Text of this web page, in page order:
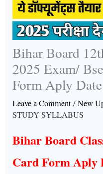
Bihar Board
2025 Exam/
Form Aply
Leave a Comment/New
STUDY SYLLABUS
Bihar Board
Card Form Aply